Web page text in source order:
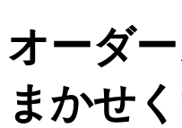
オーダ
まかせ